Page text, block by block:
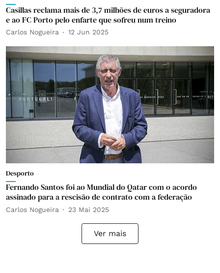
Casillas reclama mais de 3,7 milhões de euros a seguradora
e ao FC Porto pelo enfarte que sofreu num treino
Carlos Nogueira 12 Jun 2025
Desporto
Fernando Santos foi ao Mundial do Qatar com o acordo
assinado para a rescisão de contrato com a federação
Carlos Nogueira 23 Mai 2025
Ver mais